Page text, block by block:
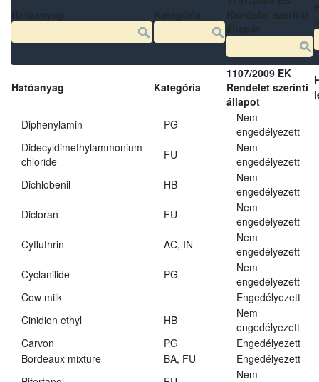
Hatóanyag Kategória
1107/2009 EK
Rendelet szerinti
állapot
Diphenylamin PG
Nem
engedélyezett
Didecyldimethylammonium
chloride
FU
Nem
engedélyezett
Dichlobenil
HB
Nem
engedélyezett
Dicloran
FU
Nem
engedélyezett
Cyfluthrin
AC, IN
Nem
engedélyezett
Cyclanilide
PG
Nem
engedélyezett
Cow milk
Engedélyezett
Cinidion ethyl
HB
Nem
engedélyezett
Carvon
PG
Engedélyezett
Bordeaux mixture
BA, FU
Engedélyezett
Nem